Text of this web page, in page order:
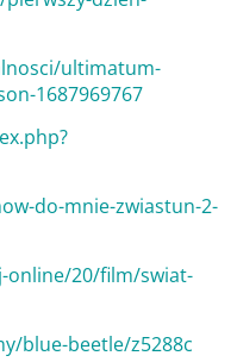
ultimatum-
1687969767
do-mnie-zwiastun-2-
20/film/swiat-
blue-beetle/z5288c